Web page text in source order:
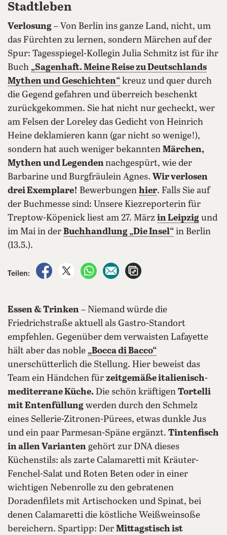
Stadtleben
Verlosung – Von Berlin ins ganze Land, nicht, um
das Fürchten zu lernen, sondern Märchen auf der
Spur: Tagesspiegel-Kollegin Julia Schmitz ist für ihr
Buch „Sagenhaft. Meine Reise zu Deutschlands
Mythen und Geschichten“ kreuz und quer durch
die Gegend gefahren und überreich beschenkt
zurückgekommen. Sie hat nicht nur gecheckt, wer
am Felsen der Loreley das Gedicht von Heinrich
Heine deklamieren kann (gar nicht so wenige!),
sondern hat auch weniger bekannten Märchen,
Mythen und Legendennachgespürt, wie der
Barbarine und Burgfräulein Agnes. Wir verlosen
drei Exemplare! Bewerbungen hier. Falls Sie auf
der Buchmesse sind: Unsere Kiezreporterin für
Treptow-Köpenick liest am 27. März in Leipzig und
im Mai in der Buchhandlung „Die Insel“ in Berlin
(13.5.).
Teilen:
auf Facebook teilen
auf X teilenper WhatsApp teilen
per E-Mail teilen
Essen & Trinken – Niemand würde die
Friedrichstraße aktuell als Gastro-Standort
empfehlen. Gegenüber dem verwaisten Lafayette
hält aber das noble „Bocca di Bacco“
unerschütterlich die Stellung. Hier beweist das
Team ein Händchen für zeitgemäße italienisch-
mediterrane Küche. Die schön kräftigen Tortelli
mit Entenfüllung werden durch den Schmelz
eines Sellerie-Zitronen-Pürees, etwas dunkle Jus
und ein paar Parmesan-Späne ergänzt. Tintenfisch
in allen Varianten gehört zur DNA dieses
Küchenstils: als zarte Calamaretti mit Kräuter-
Fenchel-Salat und Roten Beten oder in einer
wichtigen Nebenrolle zu den gebratenen
Doradenfilets mit Artischocken und Spinat, bei
denen Calamaretti die köstliche Weißweinsoße
bereichern. Spartipp: Der Mittagstisch ist